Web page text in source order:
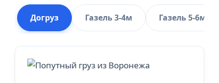
Догруз Газель 3-4м Газель 5-6м